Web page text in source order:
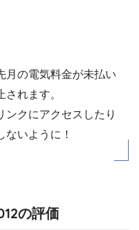
月の電気料金が未払い
れます。
ンクにアクセスしたり
いように！
の評価